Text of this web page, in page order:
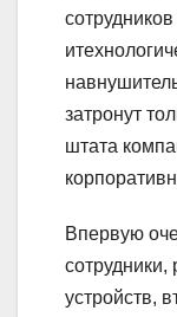
затронут
штата
Впервую
устройств,